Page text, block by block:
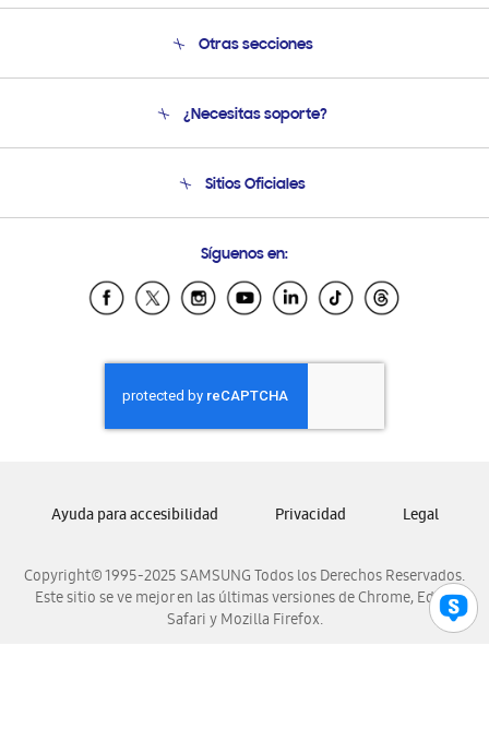
Otras secciones
Soporte
¿Necesitas soporte?
Soporte vía eMail
Sitios Oficiales
Samsung Ecuador
Samsung El Salvador
Samsung Honduras
Samsung Nicaragua
Samsung Panamá
Samsung Venezuela
Síguenos en:
Copyright© 1995-2025 SAMSUNG Todos los Derechos Reservados.
Este sitio se ve mejor en las últimas versiones de Chrome, Edge,
Safari y Mozilla Firefox.
Ayuda para accesibilidad Privacidad Legal